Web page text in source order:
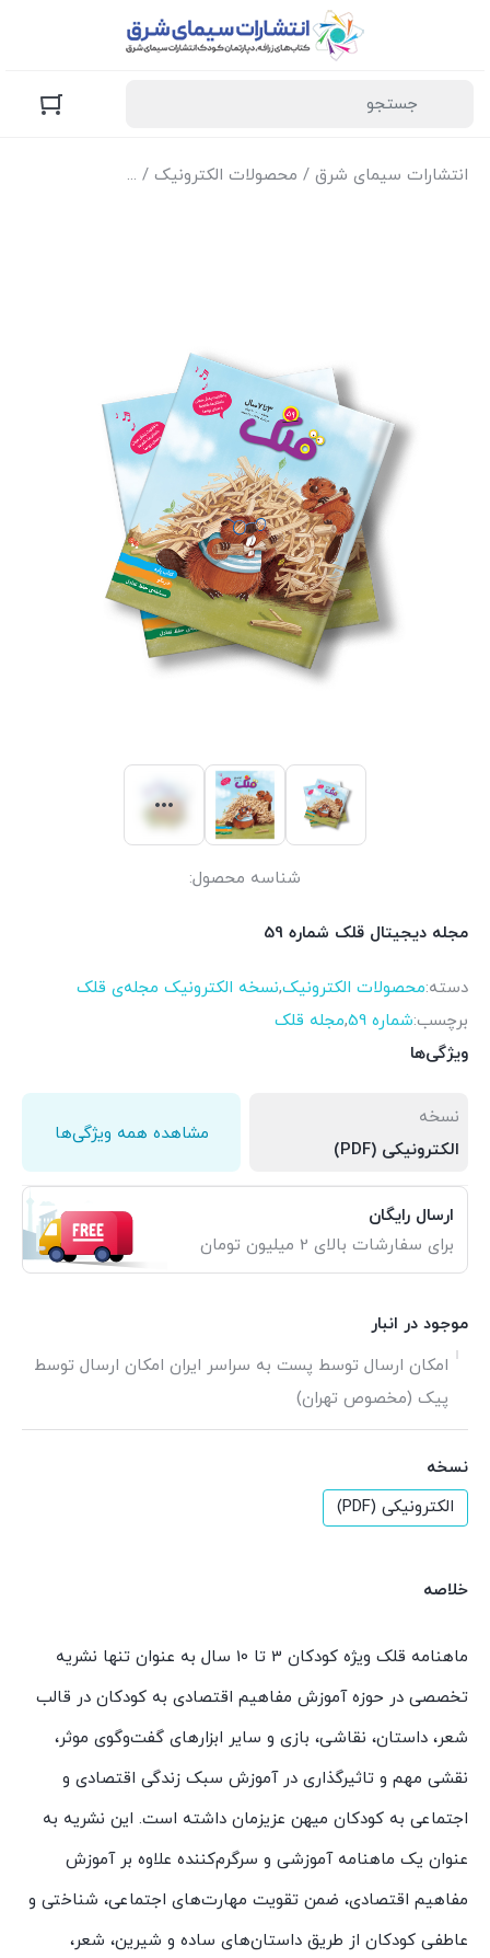
انتشارات سیمای شرق / محصولات الکترونیک / نسخه الکترونیک
شناسه محصول:
مجله دیجیتال قلک شماره 59
دسته:محصولات الکترونیک,نسخه الکترونیک مجله‌ی قلک
برچسب:شماره 59 ,مجله قلک
ویژگی‌ها
نسخه
الکترونیکی (PDF)
مشاهده همه ویژگی‌ها
ارسال رایگان
برای سفارشات بالای 2 میلیون تومان
موجود در انبار
امکان ارسال توسط پست به سراسر ایران امکان ارسال توسط
پیک (مخصوص تهران)
نسخه
الکترونیکی (PDF)
خلاصه
ماهنامه قلک ویژه کودکان 3 تا 10 سال به عنوان تنها نشریه
تخصصی در حوزه آموزش مفاهیم اقتصادی به کودکان در قالب
شعر، داستان، نقاشی، بازی و سایر ابزارهای گفت‌وگوی موثر،
نقشی مهم و تاثیرگذاری در آموزش سبک زندگی اقتصادی و
اجتماعی به کودکان میهن عزیزمان داشته است. این نشریه به
عنوان یک ماهنامه آموزشی و سرگرم‌کننده علاوه بر آموزش
مفاهیم اقتصادی، ضمن تقویت مهارت‌های اجتماعی، شناختی و
عاطفی کودکان از طریق داستان‌های ساده و شیرین، شعر،